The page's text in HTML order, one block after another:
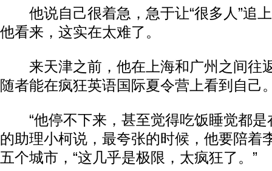
他说自己很着急，急于让“很多人”追
他看来，这实在太难了。
来天津之前，他在上海和广州之间往
随者能在疯狂英语国际夏令营上看到自己
“他停不下来，甚至觉得吃饭睡觉都是
的助理小柯说，最夸张的时候，他要陪着
五个城市，“这几乎是极限，太疯狂了。”